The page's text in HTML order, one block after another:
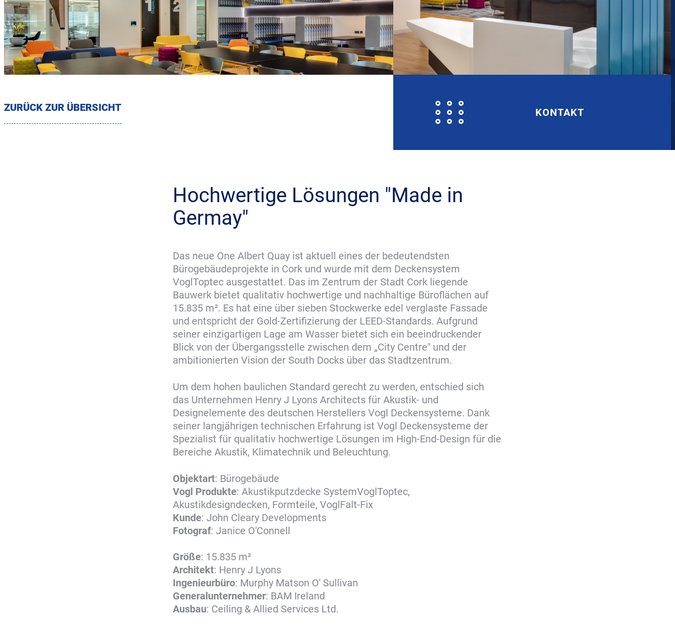
ZURÜCK ZUR ÜBERSICHT KONTAKT
Hochwertige Lösungen "Made in
Germay"
Das neue One Albert Quay ist aktuell eines der bedeutendsten
Bürogebäudeprojekte in Cork und wurde mit dem Deckensystem
VoglToptec ausgestattet. Das im Zentrum der Stadt Cork liegende
Bauwerk bietet qualitativ hochwertige und nachhaltige Büroflächen auf
15.835 m². Es hat eine über sieben Stockwerke edel verglaste Fassade
und entspricht der Gold-Zertifizierung der LEED-Standards. Aufgrund
seiner einzigartigen Lage am Wasser bietet sich ein beeindruckender
Blick von der Übergangsstelle zwischen dem „City Centre" und der
ambitionierten Vision der South Docks über das Stadtzentrum.
Um dem hohen baulichen Standard gerecht zu werden, entschied sich
das Unternehmen Henry J Lyons Architects für Akustik- und
Designelemente des deutschen Herstellers Vogl Deckensysteme. Dank
seiner langjährigen technischen Erfahrung ist Vogl Deckensysteme der
Spezialist für qualitativ hochwertige Lösungen im High-End-Design für die
Bereiche Akustik, Klimatechnik und Beleuchtung.
Objektart: Bürogebäude
Vogl Produkte: Akustikputzdecke SystemVoglToptec,
Akustikdesigndecken, Formteile, VoglFalt-Fix
Kunde: John Cleary Developments
Fotograf: Janice O'Connell
Größe: 15.835 m²
Architekt: Henry J Lyons
Ingenieurbüro: Murphy Matson O' Sullivan
Generalunternehmer: BAM Ireland
Ausbau: Ceiling & Allied Services Ltd.